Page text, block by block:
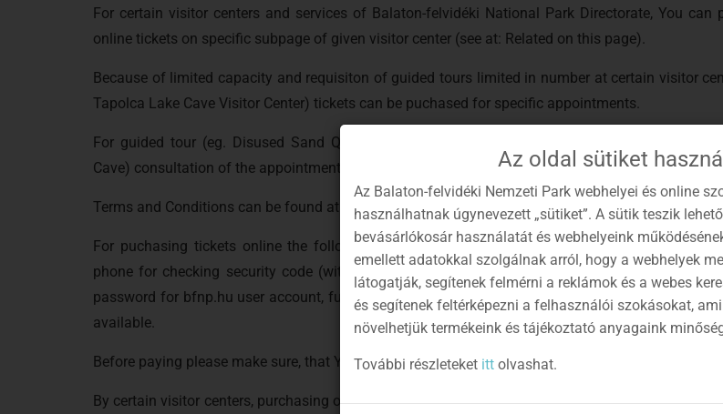
For certain visitor centers and services of Balaton-felvidéki National Park Directorate, You can
online tickets on specific subpage of given visitor center (see at: Related on this page).
Because of limited capacity and requisiton of guided tours limited in number at certain visitor
Tapolca Lake Cave Visitor Center) tickets can be puchased for specific appointments.
For guided tour (eg. Disused Sand Quarry, Várpalota) and (eg. Csodabogyós Cave and
Cave) consultation of the appointment in advance is also needed.
Terms and Conditions can be found at the bottom of the page (GTC) or by clickingHERE.
For puchasing tickets online the following is needed: credit card suitable for online
phone for checking security code (with phonenumber set by the credit card) and name, e-mail
password for bfnp.hu user account, furthermore data for invoicing: name of buyer, address, tax
available.
Before paying please make sure, that You have the right date and number of tickets selected!
By certain visitor centers, purchasing online vouchers is also possible, for these visitor centers
Az oldal sütiket
Az Balaton-felvidéki Nemzeti Park webhelyei és online
használhatnak úgynevezett „sütiket”. A sütik teszik
bevásárlókosár használatát és webhelyeink
emellett adatokkal szolgálnak arról, hogy a webhelyek
látogatják, segítenek felmérni a reklámok és a webes
és segítenek feltérképezni a felhasználói szokásokat,
növelhetjük termékeink és tájékoztató anyagaink
További részleteket itt olvashat.